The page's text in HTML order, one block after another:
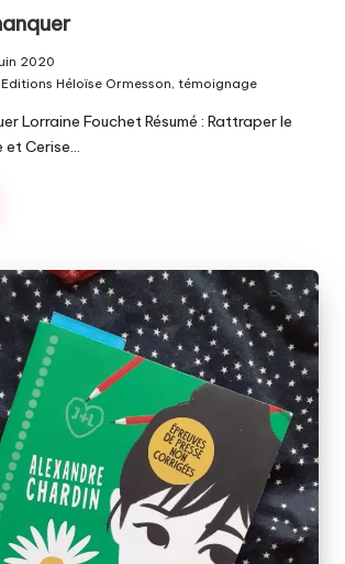
2020
Editions Héloïse Ormesson, témoignage
Lorraine Fouchet Résumé : Rattraper le
et Cerise…